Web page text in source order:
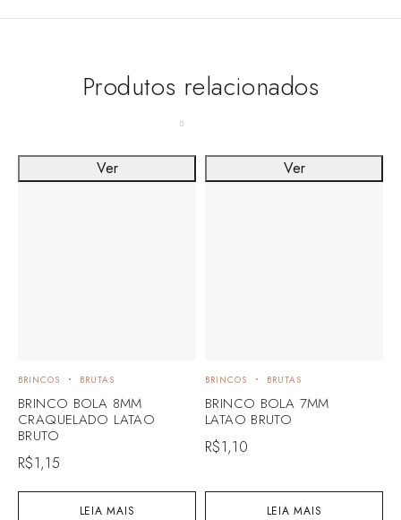
Produtos relacionados
LEIA MAIS
BRINCOS BRUTAS
BRINCO BOLA 8MM
CRAQUELADO LATAO
BRUTO
R$1,15
Ver
LEIA MAIS
BRINCOS BRUTAS
BRINCO BOLA 7MM
LATAO BRUTO
R$1,10
Ver